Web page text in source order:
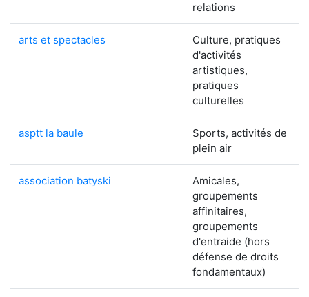
relations
arts et spectacles
Culture, pratiques
d'activités
artistiques,
pratiques
culturelles
asptt la baule
Sports, activités de
plein air
association batyski
Amicales,
groupements
affinitaires,
groupements
d'entraide (hors
défense de droits
fondamentaux)